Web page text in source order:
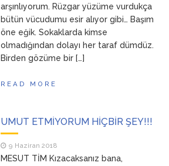
arşınlıyorum. Rüzgar yüzüme vurdukça
bütün vücudumu esir alıyor gibi… Başım
öne eğik. Sokaklarda kimse
olmadığından dolayı her taraf dümdüz.
Birden gözüme bir […]
READ MORE
UMUT ETMİYORUM HİÇBİR ŞEY!!!
9 Haziran 2018
MESUT TİM Kızacaksanız bana,